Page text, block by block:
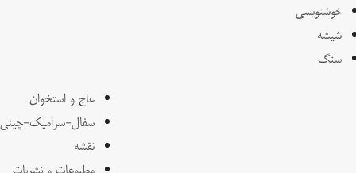
خوشنویسی
شیشه
سنگ
عاج و استخوان
سفال-سرامیک-چینی
نقشه